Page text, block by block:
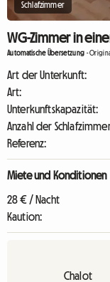
Schlafzimmer
WG-Zimmer in
Automatische Übersetzung -
Art der Unterkunft:
Art:
Unterkunftskapazität:
Anzahl der
Referenz:
Miete und Konditionen
28 € / Nacht
Kaution:
Chalot